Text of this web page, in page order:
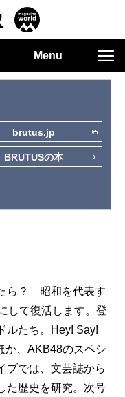
Menu
brutus.jp
BRUTUSの本
ら？ 昭和を代表す
して復活します。登
ルたち。Hey! Say!
か、AKB48のスペシ
ブでは、文芸誌から
た歴史を研究。次号